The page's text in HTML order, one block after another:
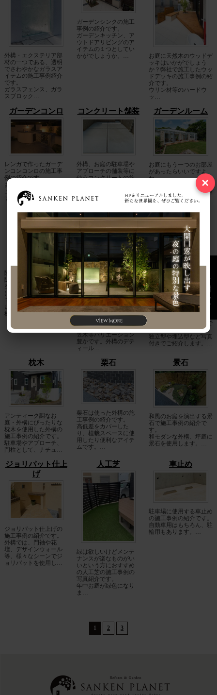
お問い合わせ
外構・エクステリア部
材の一つである、透明
でさわやかなガラスア
イテムの施工事例紹介
です。
ガラスフェンス、ガラ
スブロック…
ガーデンシンクの施工
事例の紹介です。
ガーデンキッチン、ア
ウトドアリビングのア
イテムの１つとしてい
かがでしょうか。…
お庭に天然木のウッドデ
ッキはいかがでしょう
か？弊社で施工したウッ
ドデッキの施工事例の紹
介です。
ウリン材等のハードウ
ッ…
ガーデンコンロ
レンガで作ったガーデ
ンコンコンロの施工事
例の紹介です。
お庭でBBQ（バーベキ
ュー）される方必見で
す。…
コンクリート舗装
外構、お庭の駐車場や
アプローチの舗装等に
使うコンクリートの施
し仕上げ等の施工写真
ガーデンルーム
お庭にもう一つのお部屋
があったらいいですよ
ね。
そんな夢がかなうガーデ
ンルームの施工事例の紹
介です。
…
目隠しフェンス
隣地や道路からの視線
隠し、プライベートな
空間確保するためにな
にができるのか、外構
では目隠しフェンスと
いう方法があります。
樹脂フェ…
笠木
門袖や袖壁の天端に置
く笠木材の施工事例の
紹介です。
レンガ笠木やアルミ材
笠木等バリエーション
豊かです。外構のデテ
ィール…
宅配ボックス
配ボックスの施工事例で
す。
独立型や埋込型など写真
付きでご紹介します。…
枕木
アンティーク調なお
庭・外構にぴったりな
枕木を使用した外構の
施工事例の紹介です。
駐車場やアプローチ、
門柱として、ナチュ…
栗石
栗石は使った外構の施
工事例の紹介です。
高低差をカバーした
り、植栽スペースに使
用したり便利なアイテ
ムです。…
景石
和風のお庭を演出する景
石で施工事例の紹介で
す。
和モダンな外構、坪庭に
景石を使用します。…
ジョリパット仕上
げ
ジョリパット仕上げの
施工事例の紹介です。
外構では、門袖や花
壇、デザインウォール
等、様々なシーンでジ
ョリパットを使用し…
人工芝
緑は欲しいけどメンテ
ナンスが楽なものがい
いという方におすすめ
の人工芝の施工事例の
写真紹介です。
年中お庭が緑色になり
ま…
車止め
駐車場に使用する車止め
の施工事例の紹介です。
自動車用はもちろん、駐
輪用もあります。…
1 2 3
×